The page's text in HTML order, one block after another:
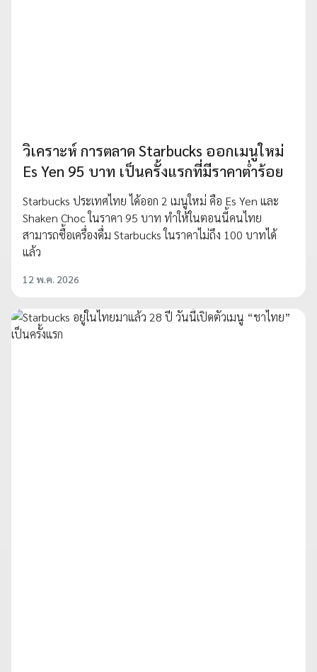
วิเคราะห์ การตลาด Starbucks ออกเมนูใหม่
Es Yen 95 บาท เป็นครั้งแรกที่มีราคาต่ำร้อย
Starbucks ประเทศไทย ได้ออก 2 เมนูใหม่ คือ Es Yen และ
Shaken Choc ในราคา 95 บาท ทำให้ในตอนนี้คนไทย
สามารถซื้อเครื่องดื่ม Starbucks ในราคาไม่ถึง 100 บาทได้
แล้ว
12 พ.ค. 2026